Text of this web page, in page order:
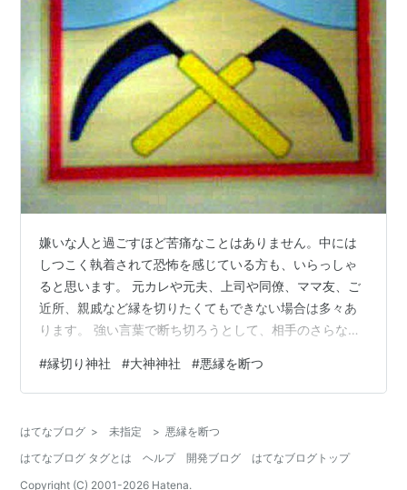
嫌いな人と過ごすほど苦痛なことはありません。中には
しつこく執着されて恐怖を感じている方も、いらっしゃ
ると思います。 元カレや元夫、上司や同僚、ママ友、ご
近所、親戚など縁を切りたくてもできない場合は多々あ
ります。 強い言葉で断ち切ろうとして、相手のさらなる
には攻撃的で何かと妨害してくる人物もいます。 悪縁切
りは何も人間に限ったことではありません。 病気や悪
祓ってくださいます。 私が今までお参りして縁切りに成
功した、おすすめの神社と参拝方法をご紹介します。 悪
縁切り神社に行く前に ①粗塩 ②清酒（…
#縁切り神社 #大神神社 #悪縁を断つ
はてなブログ > 未指定 > 悪縁を断つ
はてなブログ タグとは
ヘルプ 開発ブログ
はてなブログトップ
Copyright (C) 2001-2026 Hatena.